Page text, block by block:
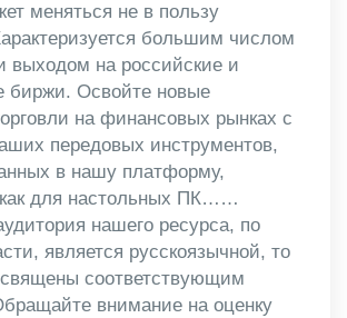
меняться не в пользу
большим числом
выходом на российские и
биржи. Освойте новые
на финансовых рынках с
передовых инструментов,
в нашу платформу,
для настольных ПК……
нашего ресурса, по
является русскоязычной, то
соответствующим
внимание на оценку